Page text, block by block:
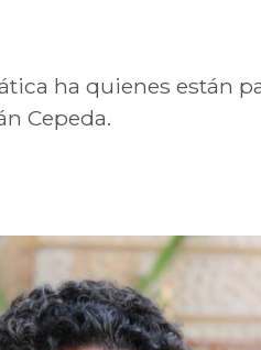
ha quienes están
Cepeda.